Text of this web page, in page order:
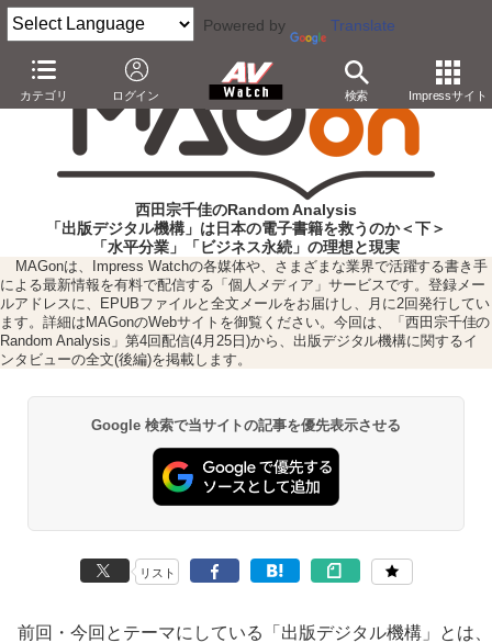
Powered by Translate
カテゴリ ログイン 検索 Impressサイト
西田宗千佳のRandom Analysis
「出版デジタル機構」は日本の電子書籍を救うのか＜下＞
「水平分業」「ビジネス永続」の理想と現実
MAGonは、Impress Watchの各媒体や、さまざまな業界で活躍する書き手
による最新情報を有料で配信する「個人メディア」サービスです。登録メー
ルアドレスに、EPUBファイルと全文メールをお届けし、月に2回発行してい
ます。詳細はMAGonのWebサイトを御覧ください。今回は、「西田宗千佳の
Random Analysis」第4回配信(4月25日)から、出版デジタル機構に関するイ
ンタビューの全文(後編)を掲載します。
Google 検索で当サイトの記事を優先表示させる
リスト
前回・今回とテーマにしている「出版デジタル機構」とは、